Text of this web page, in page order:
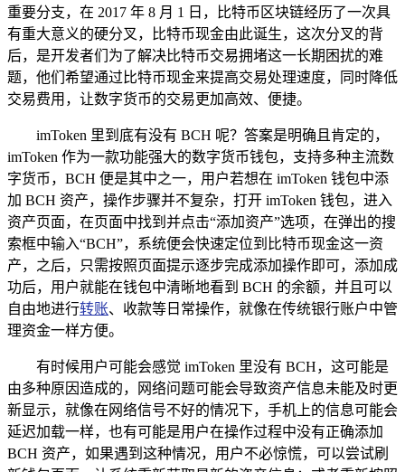
重要分支，在 2017 年 8 月 1 日，比特币区块链经历了一次具
有重大意义的硬分叉，比特币现金由此诞生，这次分叉的背
后，是开发者们为了解决比特币交易拥堵这一长期困扰的难
题，他们希望通过比特币现金来提高交易处理速度，同时降低
交易费用，让数字货币的交易更加高效、便捷。
imToken 里到底有没有 BCH 呢？答案是明确且肯定的，
imToken 作为一款功能强大的数字货币钱包，支持多种主流数
字货币，BCH 便是其中之一，用户若想在 imToken 钱包中添
加 BCH 资产，操作步骤并不复杂，打开 imToken 钱包，进入
资产页面，在页面中找到并点击“添加资产”选项，在弹出的搜
索框中输入“BCH”，系统便会快速定位到比特币现金这一资
产，之后，只需按照页面提示逐步完成添加操作即可，添加成
功后，用户就能在钱包中清晰地看到 BCH 的余额，并且可以
自由地进行转账、收款等日常操作，就像在传统银行账户中管
理资金一样方便。
有时候用户可能会感觉 imToken 里没有 BCH，这可能是
由多种原因造成的，网络问题可能会导致资产信息未能及时更
新显示，就像在网络信号不好的情况下，手机上的信息可能会
延迟加载一样，也有可能是用户在操作过程中没有正确添加
BCH 资产，如果遇到这种情况，用户不必惊慌，可以尝试刷